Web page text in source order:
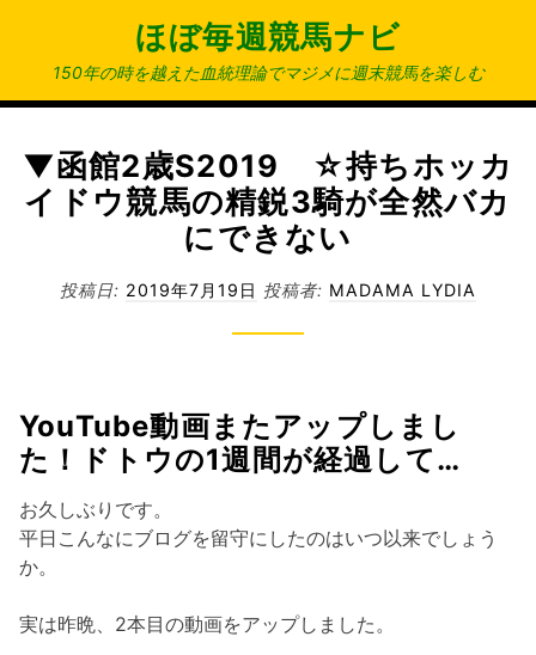
ン
ほぼ毎週競馬ナビ
150年の時を越えた血統理論でマジメに週末競馬を楽しむ
▼函館2歳S2019 ☆持ちホッカ
イドウ競馬の精鋭3騎が全然バカ
にできない
投稿日: 2019年7月19日 投稿者: MADAMA LYDIA
YouTube動画またアップしまし
た！ドトウの1週間が経過して…
お久しぶりです。
平日こんなにブログを留守にしたのはいつ以来でしょう
か。
実は昨晩、2本目の動画をアップしました。